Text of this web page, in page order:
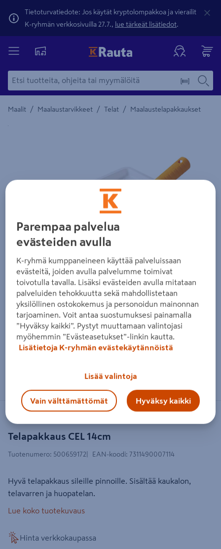
Tietoturvatiedote: Jos käytät kryptolompakkoa ja vierailit
K-ryhmän verkkosivuilla 27.7., lue tärkeät lisätiedot.
Maalit / Maalaustarvikkeet / Telat / Maalaustelapakkaukset
Yksityiskohtainen kuvaus löytyy Tuotteen kuvaus -
Telapakkaus CEL 14cm
CEL
Tuotenumero: 500659172 EAN-koodi: 7311490007114
Hyvä telapakkaus sileille pinnoille. Sisältää kaukalon,
telavarren ja huopatelan.
Lue koko tuotekuvaus
Hinta verkkokaupassa
Parempaa palvelua
evästeiden avulla
K-ryhmä kumppaneineen käyttää palveluissaan
evästeitä, joiden avulla palvelumme toimivat
toivotulla tavalla. Lisäksi evästeiden avulla mitataan
palveluiden tehokkuutta sekä mahdollistetaan
yksilöllinen ostokokemus ja personoidun mainonnan
tarjoaminen. Voit antaa suostumuksesi painamalla
”Hyväksy kaikki”. Pystyt muuttamaan valintojasi
myöhemmin ”Evästeasetukset”-linkin kautta.
Lisätietoja K-ryhmän evästekäytännöistä
Lisää valintoja
Vain välttämättömät Hyväksy kaikki